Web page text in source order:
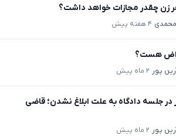
زن چقدر مجازات خواهد داشت؟
محمدی ۴ هفته پیش
هست؟
پور ۲ ماه پیش
جلسه دادگاه به علت ابلاغ نشدن؛ قاضی
پور ۲ ماه پیش